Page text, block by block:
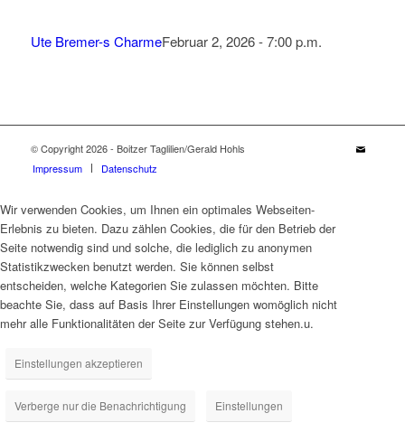
Ute Bremer-s CharmeFebruar 2, 2026 - 7:00 p.m.
© Copyright 2026 - Boitzer Taglilien/Gerald Hohls
Impressum
Datenschutz
Wir verwenden Cookies, um Ihnen ein optimales Webseiten-
Erlebnis zu bieten. Dazu zählen Cookies, die für den Betrieb der
Seite notwendig sind und solche, die lediglich zu anonymen
Statistikzwecken benutzt werden. Sie können selbst
entscheiden, welche Kategorien Sie zulassen möchten. Bitte
beachte Sie, dass auf Basis Ihrer Einstellungen womöglich nicht
mehr alle Funktionalitäten der Seite zur Verfügung stehen.u.
Einstellungen akzeptieren
Verberge nur die Benachrichtigung Einstellungen